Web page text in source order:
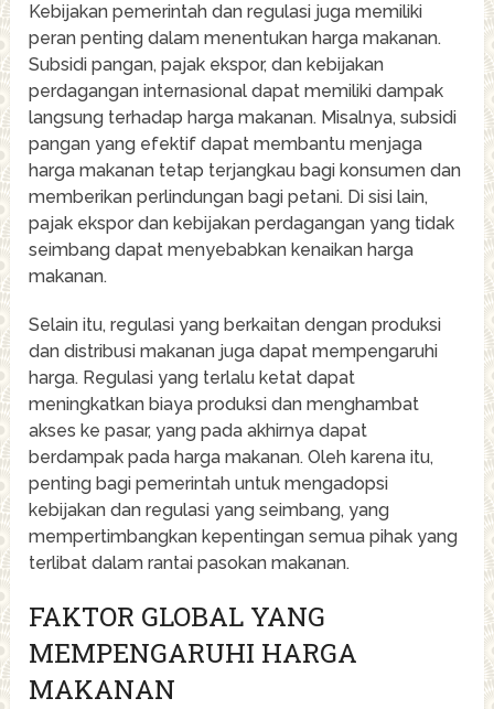
Kebijakan pemerintah dan regulasi juga memiliki
peran penting dalam menentukan harga makanan.
Subsidi pangan, pajak ekspor, dan kebijakan
perdagangan internasional dapat memiliki dampak
langsung terhadap harga makanan. Misalnya, subsidi
pangan yang efektif dapat membantu menjaga
harga makanan tetap terjangkau bagi konsumen dan
memberikan perlindungan bagi petani. Di sisi lain,
pajak ekspor dan kebijakan perdagangan yang tidak
seimbang dapat menyebabkan kenaikan harga
makanan.
Selain itu, regulasi yang berkaitan dengan produksi
dan distribusi makanan juga dapat mempengaruhi
harga. Regulasi yang terlalu ketat dapat
meningkatkan biaya produksi dan menghambat
akses ke pasar, yang pada akhirnya dapat
berdampak pada harga makanan. Oleh karena itu,
penting bagi pemerintah untuk mengadopsi
kebijakan dan regulasi yang seimbang, yang
mempertimbangkan kepentingan semua pihak yang
terlibat dalam rantai pasokan makanan.
FAKTOR GLOBAL YANG
MEMPENGARUHI HARGA
MAKANAN